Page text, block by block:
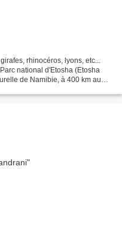
rhinocéros, lyons, etc...
national d'Etosha (Etosha
de Namibie, à 400 km au